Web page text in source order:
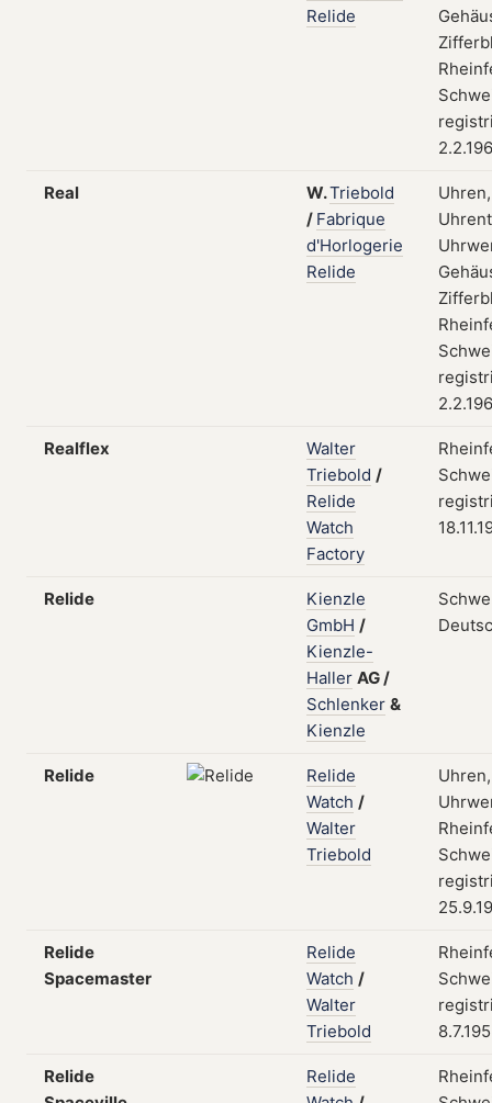
Relide
Real W.Triebold
/ Fabrique
d'Horlogerie
Relide
Uhren,
Realflex
Walter
Triebold /
Relide
Watch
Factory
Relide
Kienzle
GmbH /
Kienzle-
Haller AG/
Schlenker &
Kienzle
Relide
Relide
Watch /
Walter
Triebold
Uhren,
Relide
Spacemaster
Relide
Watch /
Walter
Triebold
Relide
Relide